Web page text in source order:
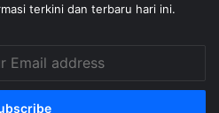
terkini dan terbaru hari ini.